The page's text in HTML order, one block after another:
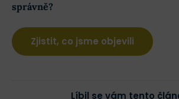
správně?
Zjistit, co jsme objevili
Líbil se vám tento